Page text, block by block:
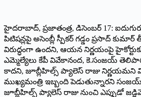
హైద‌రాబాద్‌, ప్ర‌జాతంత్ర‌, డిసెంబ‌ర్ 17:
పిటిషన్లపై అసెంబ్లీ స్పీకర్‌ ‌గడ్డం ప్రసాద్‌
విరుద్ధంగా ఉందని, ఆయన నిర్ణయంపై
ఎమ్మెల్యేలు కేపీ వివేకానంద, కె.సంజయ్‌
కాదని, జూబ్లీహిల్స్ ‌ప్యాలెస్‌ ‌రాజు నిర్ణయమని
ముఖ్యమంత్రి ఇబ్బంది పెడుతున్నారని
జూబ్లీహిల్స్ ‌ప్యాలెస్‌ ‌రాజు నుంచి ఎప్పుడో